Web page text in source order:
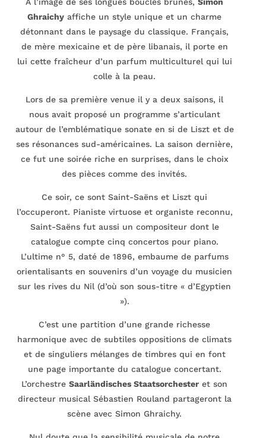
À l’image de ses longues boucles brunes,Simon
Ghraichy affiche un style unique et un charme
détonnant dans le paysage du classique. Français,
de mère mexicaine et de père libanais, il porte en
lui cette fraîcheur d’un parfum multiculturel qui lui
colle à la peau.
Lors de sa première venue il y a deux saisons, il
nous avait proposé un programme s’articulant
autour de l’emblématique sonate en si de Liszt et de
ses résonances sud-américaines. La saison dernière,
ce fut une soirée riche en surprises, dans le choix
des pièces comme des invités.
Ce soir, ce sont Saint-Saëns et Liszt qui
l’occuperont. Pianiste virtuose et organiste reconnu,
Saint-Saëns fut aussi un compositeur dont le
catalogue compte cinq concertos pour piano.
L’ultime n° 5, daté de 1896, embaume de parfums
orientalisants en souvenirs d’un voyage du musicien
sur les rives du Nil (d’où son sous-titre « d’Egyptien
»).
C’est une partition d’une grande richesse
harmonique avec de subtiles oppositions de climats
et de singuliers mélanges de timbres qui en font
une page importante du catalogue concertant.
L’orchestreSaarländisches Staatsorchester et son
directeur musical Sébastien Rouland partageront la
scène avec Simon Ghraichy.